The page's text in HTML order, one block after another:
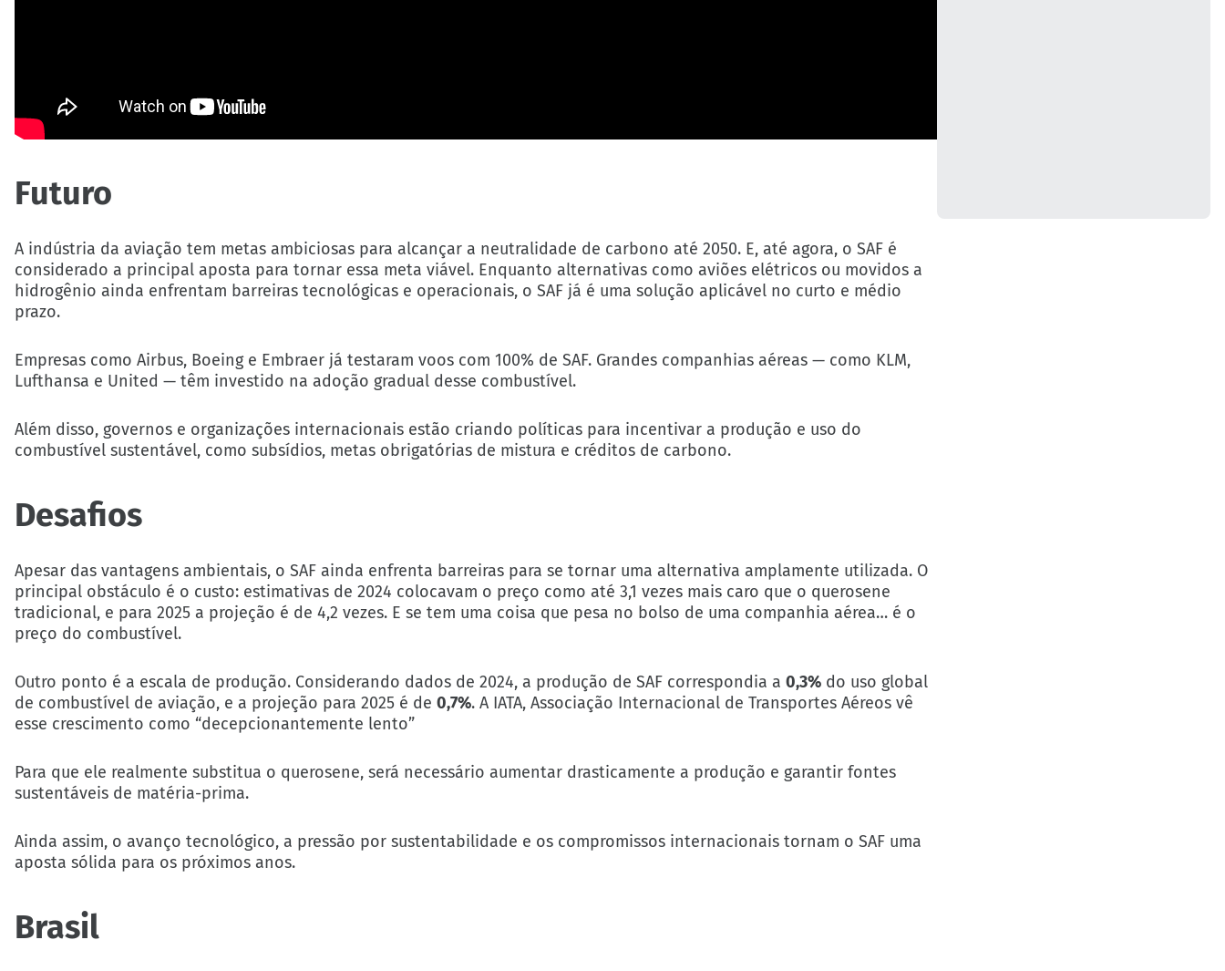
Futuro
A indústria da aviação tem metas ambiciosas para alcançar a neutralidade de carbono até 2050. E, até agora, o SAF é
considerado a principal aposta para tornar essa meta viável. Enquanto alternativas como aviões elétricos ou movidos a
hidrogênio ainda enfrentam barreiras tecnológicas e operacionais, o SAF já é uma solução aplicável no curto e médio
prazo.
Empresas como Airbus, Boeing e Embraer já testaram voos com 100% de SAF. Grandes companhias aéreas — como KLM,
Lufthansa e United — têm investido na adoção gradual desse combustível.
Além disso, governos e organizações internacionais estão criando políticas para incentivar a produção e uso do
combustível sustentável, como subsídios, metas obrigatórias de mistura e créditos de carbono.
Desafios
Apesar das vantagens ambientais, o SAF ainda enfrenta barreiras para se tornar uma alternativa amplamente utilizada. O
principal obstáculo é o custo: estimativas de 2024 colocavam o preço como até 3,1 vezes mais caro que o querosene
tradicional, e para 2025 a projeção é de 4,2 vezes. E se tem uma coisa que pesa no bolso de uma companhia aérea… é o
preço do combustível.
Outro ponto é a escala de produção. Considerando dados de 2024, a produção de SAF correspondia a 0,3% do uso global
de combustível de aviação, e a projeção para 2025 é de 0,7%. A IATA, Associação Internacional de Transportes Aéreos vê
esse crescimento como “decepcionantemente lento”
Para que ele realmente substitua o querosene, será necessário aumentar drasticamente a produção e garantir fontes
sustentáveis de matéria-prima.
Ainda assim, o avanço tecnológico, a pressão por sustentabilidade e os compromissos internacionais tornam o SAF uma
aposta sólida para os próximos anos.
Brasil